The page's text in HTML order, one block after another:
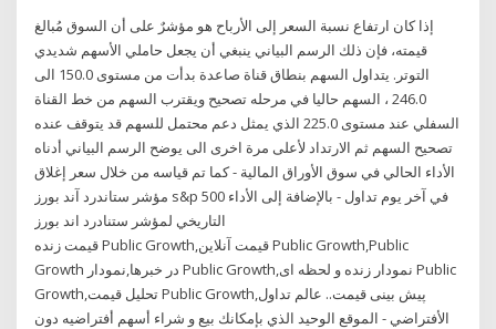
إذا كان ارتفاع نسبة السعر إلى الأرباح هو مؤشرٌ على أن السوق مُبالغ
قيمته، فإن ذلك الرسم البياني ينبغي أن يجعل حاملي الأسهم شديدي
التوتر. يتداول السهم بنطاق قناة صاعدة بدأت من مستوى 150.0 الى
246.0 ، السهم حاليا في مرحله تصحيح ويقترب السهم من خط القناة
السفلي عند مستوى 225.0 الذي يمثل دعم محتمل للسهم قد يتوقف عنده
تصحيح السهم ثم الارتداد لأعلى مرة اخرى الى يوضح الرسم البياني أدناه
الأداء الحالي في سوق الأوراق المالية - كما تم قياسه من خلال سعر إغلاق
مؤشر ستاندرد آند بورز s&p 500 في آخر يوم تداول - بالإضافة إلى الأداء
التاريخي لمؤشر ستنادرد اند بورز
قیمت زنده Public Growth,قیمت آنلاین Public Growth,Public
Growth در خبرها,نمودار Public Growth,نمودار زنده و لحظه ای Public
Growth,تحلیل قیمت Public Growth,پیش بینی قیمت.. عالم تداول
الأفتراضي - الموقع الوحيد الذي بإمكانك بيع و شراء أسهم أفتراضيه دون